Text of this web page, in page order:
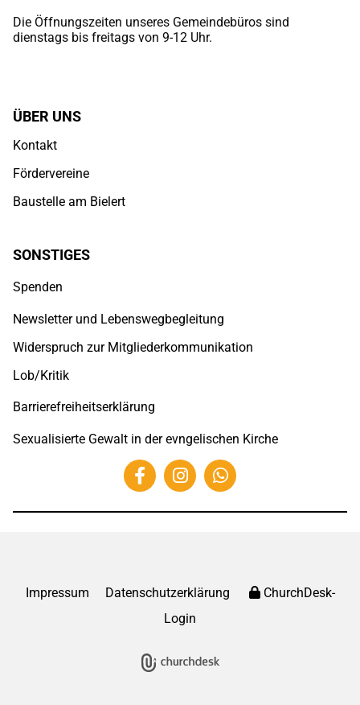
Die Öffnungszeiten unseres Gemeindebüros sind
dienstags bis freitags von 9-12 Uhr.
ÜBER UNS
Kontakt
Fördervereine
Baustelle am Bielert
SONSTIGES
Spenden
Newsletter und Lebenswegbegleitung
Widerspruch zur Mitgliederkommunikation
Lob/Kritik
Barrierefreiheitserklärung
Sexualisierte Gewalt in der evngelischen Kirche
Impressum Datenschutzerklärung
ChurchDesk-
Login